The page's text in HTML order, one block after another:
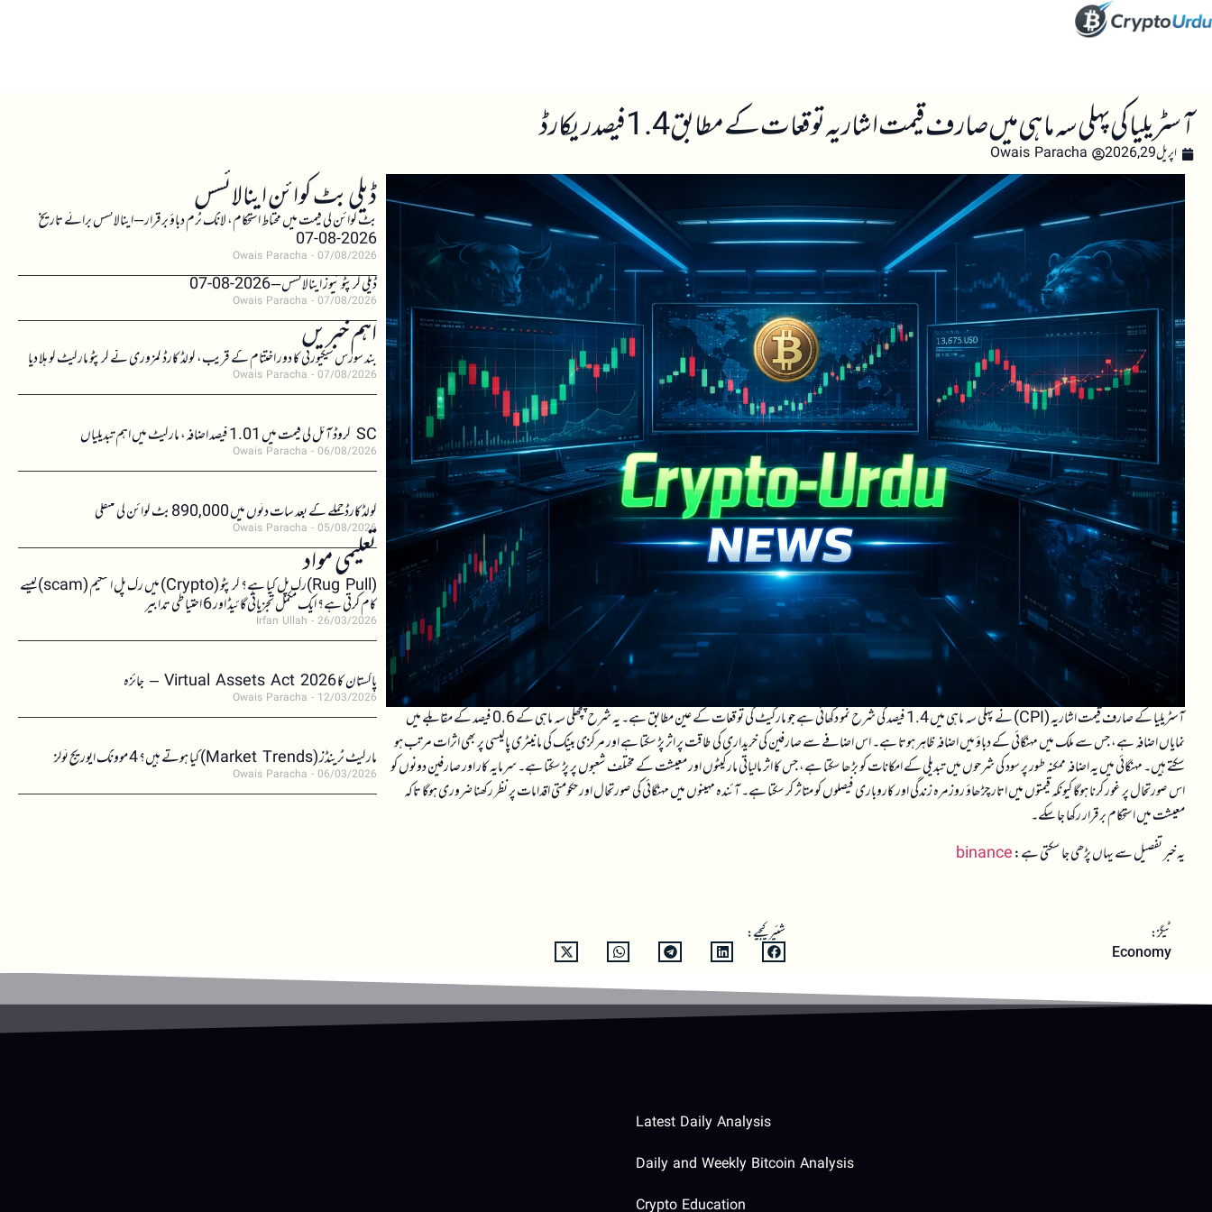
آسٹریلیا کی پہلی سہ ماہی میں صارف قیمت اشاریہ توقعات کے مطابق 1.4 فیصد ریکارڈ
اپریل 29, 2026 Owais Paracha
آسٹریلیا کے صارف قیمت اشاریہ (CPI) نے پہلی سہ ماہی میں 1.4 فیصد کی شرح نمو دکھائی ہے جو مارکیٹ کی توقعات کے عین مطابق ہے۔ یہ شرح پچھلی سہ ماہی کے 0.6 فیصد کے مقابلے میں
نمایاں اضافہ ہے، جس سے ملک میں مہنگائی کے دباؤ میں اضافہ ظاہر ہوتا ہے۔ اس اضافے سے صارفین کی خریداری کی طاقت پر اثر پڑ سکتا ہے اور مرکزی بینک کی مانیٹری پالیسی پر بھی اثرات مرتب ہو
سکتے ہیں۔ مہنگائی میں یہ اضافہ ممکنہ طور پر سود کی شرحوں میں تبدیلی کے امکانات کو بڑھا سکتا ہے، جس کا اثر مالیاتی مارکیٹوں اور معیشت کے مختلف شعبوں پر پڑ سکتا ہے۔ سرمایہ کار اور صارفین دونوں کو
اس صورتحال پر غور کرنا ہوگا کیونکہ قیمتوں میں اتار چڑھاؤ روزمرہ زندگی اور کاروباری فیصلوں کو متاثر کر سکتا ہے۔ آئندہ مہینوں میں مہنگائی کی صورتحال اور حکومتی اقدامات پر نظر رکھنا ضروری ہوگا تاکہ
معیشت میں استحکام برقرار رکھا جا سکے۔
یہ خبر تفصیل سے یہاں پڑھی جا سکتی ہے:binance
ٹیگز:
Economy
شئیر کیجیے:
ڈیلی بٹ کوائن اینالائسس
بٹ کوائن کی قیمت میں محتاط استحکام، لانگ ٹرم دباؤ برقرار – اینالائسس برائے تاریخ
2026-08-07
Owais Paracha 07/08/2026
ڈیلی کرپٹو نیوز اینالائسس – 2026-08-07
Owais Paracha 07/08/2026
اہم خبریں
بند سورس سیکیورٹی کا دور اختتام کے قریب، کولڈ کارڈ کمزوری نے کرپٹو مارکیٹ کو ہلا دیا
Owais Paracha 07/08/2026
SC کروڈ آئل کی قیمت میں 1.01 فیصد اضافہ، مارکیٹ میں اہم تبدیلیاں
Owais Paracha 06/08/2026
کولڈکارڈ حملے کے بعد سات دنوں میں 890,000 بٹ کوائن کی منتقلی
Owais Paracha 05/08/2026
تعلیمی مواد (Rug Pull)رگ پل کیا ہے؟ کرپٹو (Crypto) میں رگ پل اسکیم (scam)کیسے
کام کرتی ہے؟ ایک مکمل تجزیاتی گائیڈ اور 6 احتیاطی تدابیر
Irfan Ullah 26/03/2026
پاکستان کا Virtual Assets Act 2026 – جائزہ
Owais Paracha 12/03/2026
مارکیٹ ٹرینڈز (Market Trends) کیا ہوتے ہیں؟ 4 موونگ ایوریج ٹولز
Owais Paracha 06/03/2026
Latest Daily Analysis
Daily and Weekly Bitcoin Analysis
Crypto Education